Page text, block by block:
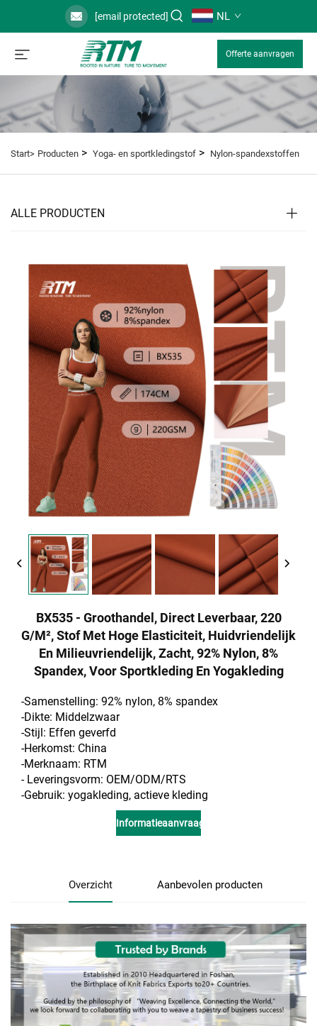
[email protected] NL
Offerte aanvragen
Start> Producten > Yoga- en sportkledingstof > Nylon-spandexstoffen
ALLE PRODUCTEN
BX535 - Groothandel, Direct Leverbaar, 220
G/m², Stof Met Hoge Elasticiteit, Huidvriendelijk
En Milieuvriendelijk, Zacht, 92% Nylon, 8%
Spandex, Voor Sportkleding En Yogakleding
-Samenstelling: 92% nylon, 8% spandex
-Dikte: Middelzwaar
-Stijl: Effen geverfd
-Herkomst: China
-Merknaam: RTM
- Leveringsvorm: OEM/ODM/RTS
-Gebruik: yogakleding, actieve kleding
Informatieaanvraag
Overzicht Aanbevolen producten